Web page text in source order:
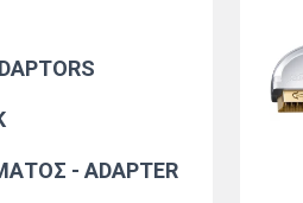
- ADAPTER